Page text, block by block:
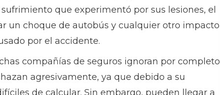
que experimentó por sus lesiones, el
un choque de autobús y cualquier otro impacto
por el accidente.
compañías de seguros ignoran por completo
agresivamente, ya que debido a su
de calcular. Sin embargo, pueden llegar a